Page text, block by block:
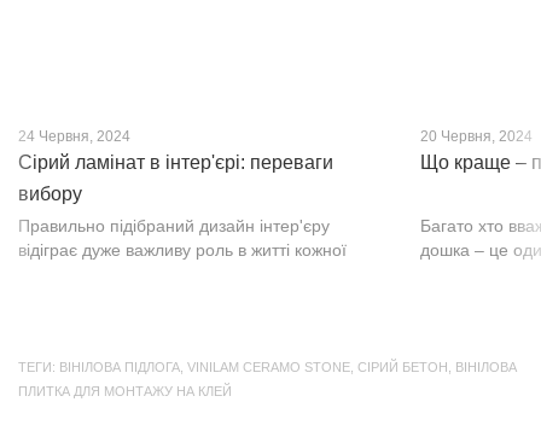
24 Червня, 2024
Сірий ламінат в інтер'єрі: переваги
вибору
Правильно підібраний дизайн інтер'єру
відіграє дуже важливу роль в житті кожної
20 Червня, 2024
Що краще –
Багато хто
дошка – це
ТЕГИ: ВІНІЛОВА ПІДЛОГА VINILAM CERAMO STONE СІРИЙ БЕТОН
ВІНІЛОВА
ПЛИТКА ДЛЯ МОНТАЖУ НА КЛЕЙ